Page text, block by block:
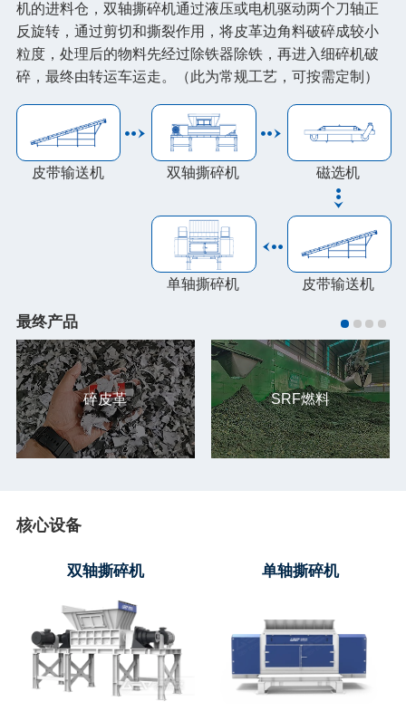
机的进料仓，双轴撕碎机通过液压或电机驱动两个刀轴正
反旋转，通过剪切和撕裂作用，将皮革边角料破碎成较小
粒度，处理后的物料先经过除铁器除铁，再进入细碎机破
碎，最终由转运车运走。（此为常规工艺，可按需定制）
皮带输送机 双轴撕碎机 磁选机
皮带输送机
单轴撕碎机
最终产品
碎皮革 SRF燃料
核心设备
双轴撕碎机 单轴撕碎机